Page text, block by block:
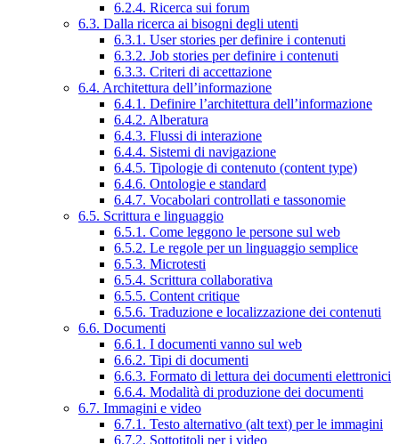
6.2.4. Ricerca sui forum
6.3. Dalla ricerca ai bisogni degli utenti
6.3.1. User stories per definire i contenuti
6.3.2. Job stories per definire i contenuti
6.3.3. Criteri di accettazione
6.4. Architettura dell’informazione
6.4.1. Definire l’architettura dell’informazione
6.4.2. Alberatura
6.4.3. Flussi di interazione
6.4.4. Sistemi di navigazione
6.4.5. Tipologie di contenuto (content type)
6.4.6. Ontologie e standard
6.4.7. Vocabolari controllati e tassonomie
6.5. Scrittura e linguaggio
6.5.1. Come leggono le persone sul web
6.5.2. Le regole per un linguaggio semplice
6.5.3. Microtesti
6.5.4. Scrittura collaborativa
6.5.5. Content critique
6.5.6. Traduzione e localizzazione dei contenuti
6.6. Documenti
6.6.1. I documenti vanno sul web
6.6.2. Tipi di documenti
6.6.3. Formato di lettura dei documenti elettronici
6.6.4. Modalità di produzione dei documenti
6.7. Immagini e video
6.7.1. Testo alternativo (alt text) per le immagini
6.7.2. Sottotitoli per i video